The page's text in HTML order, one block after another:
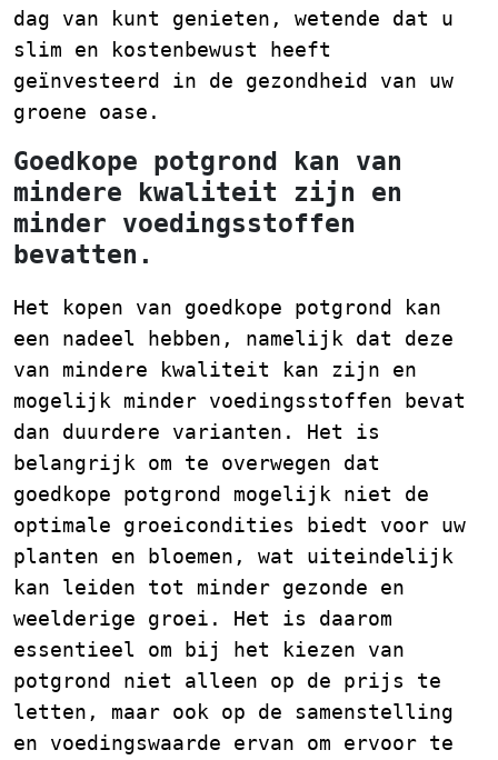
dag van kunt genieten, wetende dat u
slim en kostenbewust heeft
geïnvesteerd in de gezondheid van uw
groene oase.
Goedkope potgrond kan van
mindere kwaliteit zijn en
minder voedingsstoffen
bevatten.
Het kopen van goedkope potgrond kan
een nadeel hebben, namelijk dat deze
van mindere kwaliteit kan zijn en
mogelijk minder voedingsstoffen bevat
dan duurdere varianten. Het is
belangrijk om te overwegen dat
goedkope potgrond mogelijk niet de
optimale groeicondities biedt voor uw
planten en bloemen, wat uiteindelijk
kan leiden tot minder gezonde en
weelderige groei. Het is daarom
essentieel om bij het kiezen van
potgrond niet alleen op de prijs te
letten, maar ook op de samenstelling
en voedingswaarde ervan om ervoor te